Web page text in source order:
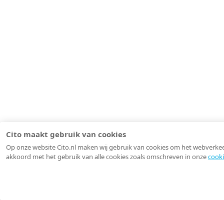
Cito maakt gebruik van cookies
Op onze website Cito.nl maken wij gebruik van cookies om het
akkoord met het gebruik van alle cookies zoals omschreven in onze